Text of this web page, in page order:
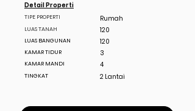
Detail Properti
TIPE PROPERTI
LUAS TANAH
LUAS BANGUNAN
KAMAR TIDUR
KAMAR MANDI
TINGKAT
Rumah
120
120
3
4
2 Lantai